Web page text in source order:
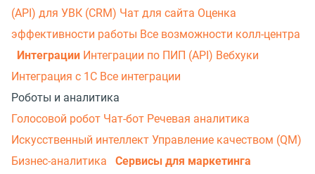
(API) для УВК (CRM) Чат для сайта Оценка
эффективности работы Все возможности колл-центра
Интеграции Интеграции по ПИП (API) Вебхуки
Интеграция с 1С Все интеграции
Роботы и аналитика
Голосовой робот Чат-бот Речевая аналитика
Искусственный интеллект Управление качеством (QM)
Бизнес-аналитика
Сервисы для маркетинга